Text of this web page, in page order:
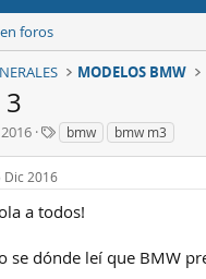
foros
MODELOS BMW
E
q
u
a
bmw bmw m3
Dic 2016
a todos!
se dónde leí que BMW